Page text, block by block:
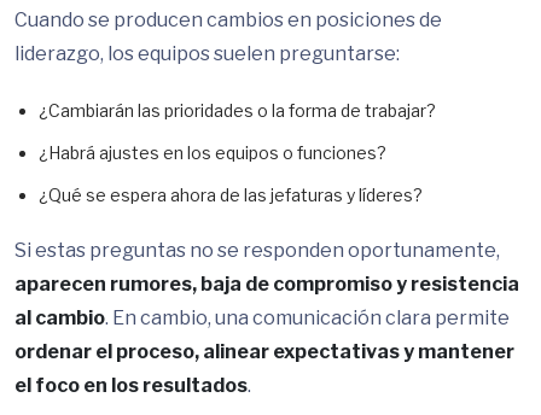
Cuando se producen cambios en posiciones de
liderazgo, los equipos suelen preguntarse:
¿Cambiarán las prioridades o la forma de trabajar?
¿Habrá ajustes en los equipos o funciones?
¿Qué se espera ahora de las jefaturas y líderes?
Si estas preguntas no se responden oportunamente,
aparecen rumores, baja de compromiso y resistencia
al cambio. En cambio, una comunicación clara permite
ordenar el proceso, alinear expectativas y mantener
el foco en los resultados.